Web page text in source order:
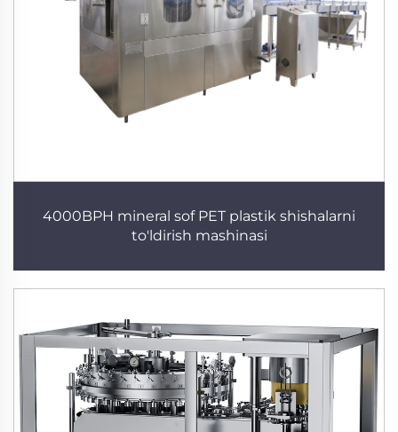
4000BPH mineral sof PET plastik shishalarni
to'ldirish mashinasi